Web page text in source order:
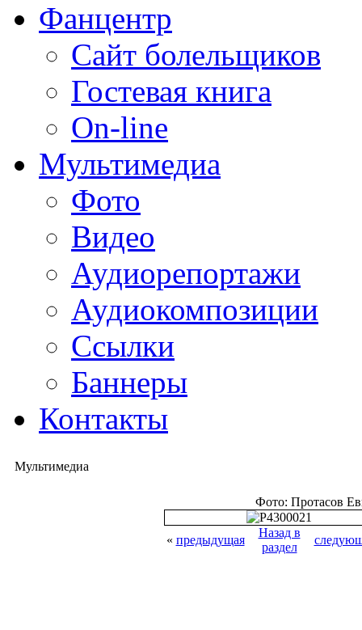
Фанцентр
Сайт болельщиков
Гостевая книга
On-line
Мультимедиа
Фото
Видео
Аудиорепортажи
Аудиокомпозиции
Ссылки
Баннеры
Контакты
Мультимедиа
Фото: Протасов
« предыдущая
Назад в
раздел